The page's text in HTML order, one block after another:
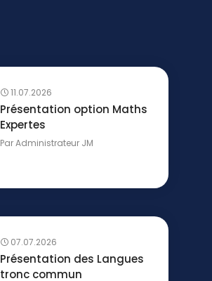
11.07.2026
Présentation option Maths
Expertes
ParAdministrateur JM
07.07.2026
Présentation des Langues
tronc commun